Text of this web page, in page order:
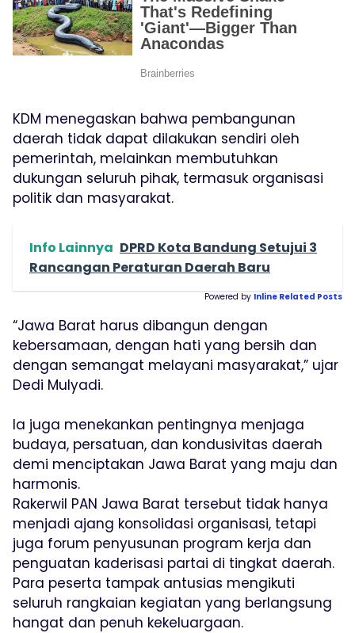
KDM menegaskan bahwa pembangunan
daerah tidak dapat dilakukan sendiri oleh
pemerintah, melainkan membutuhkan
dukungan seluruh pihak, termasuk organisasi
politik dan masyarakat.
Info Lainnya DPRD Kota Bandung Setujui 3
Rancangan Peraturan Daerah Baru
Powered by Inline Related Posts
“Jawa Barat harus dibangun dengan
kebersamaan, dengan hati yang bersih dan
dengan semangat melayani masyarakat,” ujar
Dedi Mulyadi.
Ia juga menekankan pentingnya menjaga
budaya, persatuan, dan kondusivitas daerah
demi menciptakan Jawa Barat yang maju dan
harmonis.
Rakerwil PAN Jawa Barat tersebut tidak hanya
menjadi ajang konsolidasi organisasi, tetapi
juga forum penyusunan program kerja dan
penguatan kaderisasi partai di tingkat daerah.
Para peserta tampak antusias mengikuti
seluruh rangkaian kegiatan yang berlangsung
hangat dan penuh kekeluargaan.